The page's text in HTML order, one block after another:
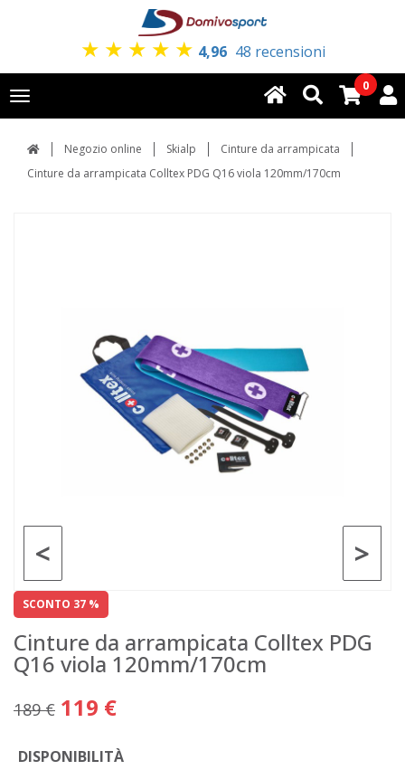
★ ★ ★ ★ ★ 4,96 48 recensioni
Toggle
navigation
0
Negozio online Skialp
Cinture da arrampicata
Cinture da arrampicata Colltex PDG Q16 viola 120mm/170cm
>
<
SCONTO 37 %
Cinture da arrampicata Colltex PDG
Q16 viola 120mm/170cm
189 € 119 €
DISPONIBILITÀ